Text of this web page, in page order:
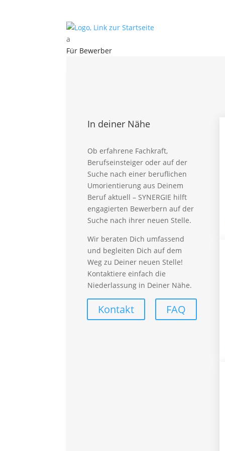
a
Für Bewerber
In deiner Nähe
Ob erfahrene Fachkraft,
Berufseinsteiger oder auf der
Suche nach einer beruflichen
Umorientierung aus Deinem
Beruf aktuell – SYNERGIE hilft
engagierten Bewerbern auf der
Suche nach ihrer neuen Stelle.
Wir beraten Dich umfassend
und begleiten Dich auf dem
Weg zu Deiner neuen Stelle!
Kontaktiere einfach die
Niederlassung in Deiner Nähe.
Kontakt FAQ
Ausbildung Intern
Global Talent
Für Professionals
FAQ – Für Bewerber
Für Kunden
Für Kunden – Vorteile
Personalberatung
synergieProxi OnSite
synergieProxi Master
Global Talent Recruitung
Für Mitarbeiter
Vorteile – Für Mitarbeiter